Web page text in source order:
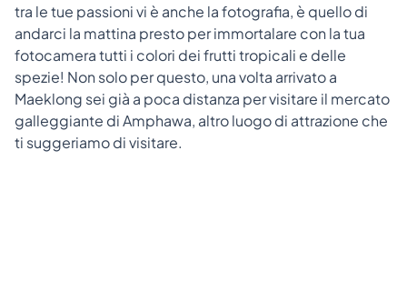
tra le tue passioni vi è anche la fotografia, è quello di
andarci la mattina presto per immortalare con la tua
fotocamera tutti i colori dei frutti tropicali e delle
spezie! Non solo per questo, una volta arrivato a
Maeklong sei già a poca distanza per visitare il mercato
galleggiante di Amphawa, altro luogo di attrazione che
ti suggeriamo di visitare.